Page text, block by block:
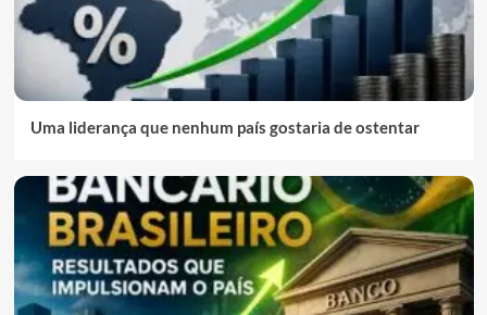
Uma liderança que nenhum país gostaria de ostentar